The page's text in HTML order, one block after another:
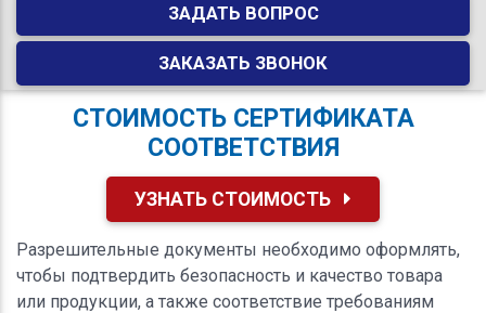
ЗАДАТЬ ВОПРОС
ЗАКАЗАТЬ ЗВОНОК
СТОИМОСТЬ СЕРТИФИКАТА
СООТВЕТСТВИЯ
УЗНАТЬ СТОИМОСТЬ
Разрешительные документы необходимо оформлять,
чтобы подтвердить безопасность и качество товара
или продукции, а также соответствие требованиям